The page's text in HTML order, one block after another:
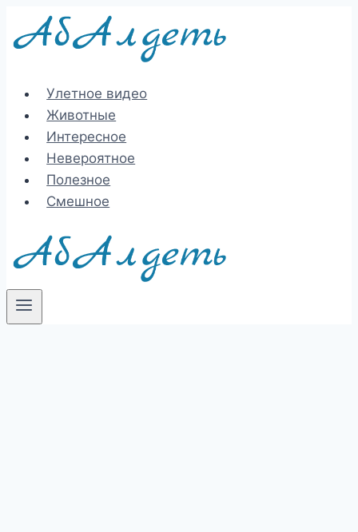
Перейти
Улетное видео
Животные
Интересное
Невероятное
Полезное
Смешное